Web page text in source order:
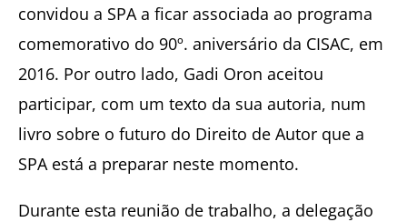
convidou a SPA a ficar associada ao programa
comemorativo do 90º. aniversário da CISAC, em
2016. Por outro lado, Gadi Oron aceitou
participar, com um texto da sua autoria, num
livro sobre o futuro do Direito de Autor que a
SPA está a preparar neste momento.
Durante esta reunião de trabalho, a delegação